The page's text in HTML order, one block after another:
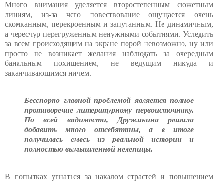
Много внимания уделяется второстепенным сюжетным
линиям, из-за чего повествование ощущается очень
скомканным, перекроенным и запутанным. Не динамичным,
а чересчур перегруженным ненужными событиями. Уследить
за всем происходящим на экране порой невозможно, ну или
просто не возникает желания наблюдать за очередным
банальным похищением, не ведущим никуда и
заканчивающимся ничем.
Бесспорно главной проблемой является полное
противоречие литературному первоисточнику.
По всей видимости, Дружинина решила
добавить много отсебятины, а в итоге
получилась смесь из реальной истории и
полностью вымышленной нелепицы.
В попытках угнаться за накалом страстей и повышением